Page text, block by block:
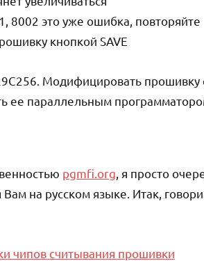
8002 это уже ошибка, повторяйте
кнопкой SAVE
Модифицировать
ее параллельным
pgmfi.org , я просто
на русском языке. Итак,
чипов считывания прошивки